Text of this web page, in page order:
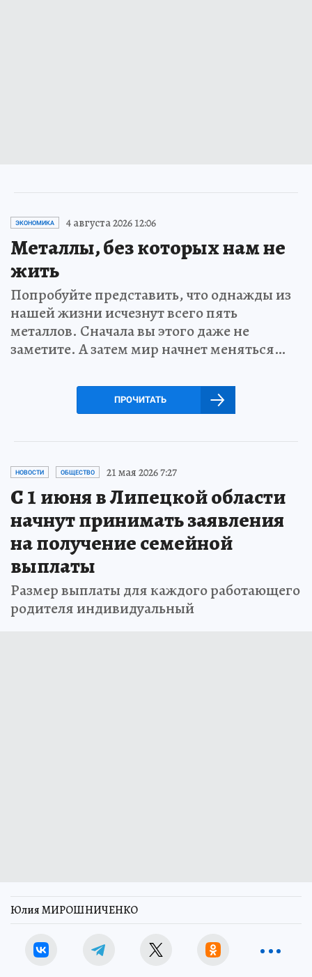
ЭКОНОМИКА 4 августа 2026 12:06
Металлы, без которых нам не
жить
Попробуйте представить, что однажды из
нашей жизни исчезнут всего пять
металлов. Сначала вы этого даже не
заметите. А затем мир начнет меняться…
ПРОЧИТАТЬ
НОВОСТИ ОБЩЕСТВО 21 мая 2026 7:27
С 1 июня в Липецкой области
начнут принимать заявления
на получение семейной
выплаты
Размер выплаты для каждого работающего
родителя индивидуальный
Юлия МИРОШНИЧЕНКО